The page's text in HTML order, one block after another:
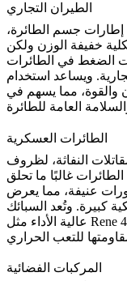
الطيران التجاري
إطارات جسم الطائرة،
خفيفة الوزن ولكن
الضغط في الطائرات
والقوة، مما يسهم في
الطائرات العسكرية
النفاثة، لظروف
غالبًا ما تحلق
عنيفة، مما يعرض
كبيرة. وتُعد السبائك
Rene
المركبات الفضائية